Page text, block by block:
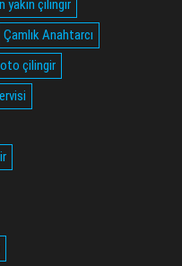
yakın çilingir
Çamlık Anahtarcı
oto çilingir